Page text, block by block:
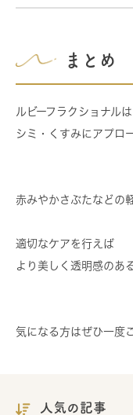
まとめ
ルビーフラクショナルは
シミ・くすみにアプロ
赤みやかさぶたなどの
適切なケアを行えば
より美しく透明感のあ
気になる方はぜひ一度
人気の記事